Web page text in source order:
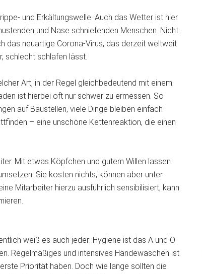
und Erkältungswelle. Auch das Wetter ist hier
und Nase schniefenden Menschen. Nicht
das neuartige Corona-Virus, das derzeit weltweit
schlecht schlafen lässt.
Art, in der Regel gleichbedeutend mit einem
ist hierbei oft nur schwer zu ermessen. So
auf Baustellen, viele Dinge bleiben einfach
– eine unschöne Kettenreaktion, die einen
Mit etwas Köpfchen und gutem Willen lassen
Sie kosten nichts, können aber unter
Mitarbeiter hierzu ausführlich sensibilisiert, kann
weiß es auch jeder: Hygiene ist das A und O
Regelmäßiges und intensives Händewaschen ist
Priorität haben. Doch wie lange sollten die